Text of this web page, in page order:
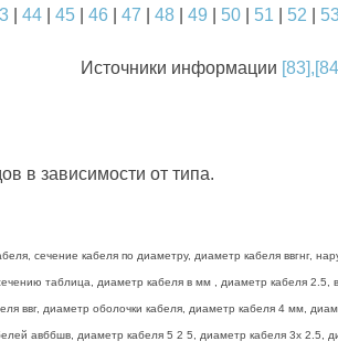
44 45 46 47 48 49 50 51 52
Источники информации
в зависимости от типа.
сечение кабеля по диаметру, диаметр кабеля ввгнг,
таблица, диаметр кабеля в мм , диаметр кабеля
ввг, диаметр оболочки кабеля, диаметр кабеля 4 мм,
авббшв, диаметр кабеля 5 2 5, диаметр кабеля 3х 2.5,